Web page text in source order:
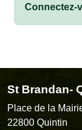
Connectez-
St Brandan-
Place de la
22800 Quintin